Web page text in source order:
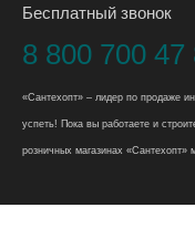
Бесплатный звонок
8 800 700 47
«Сантехопт» – лидер по продаже
успеть! Пока вы работаете и
розничных магазинах «Сантехопт»